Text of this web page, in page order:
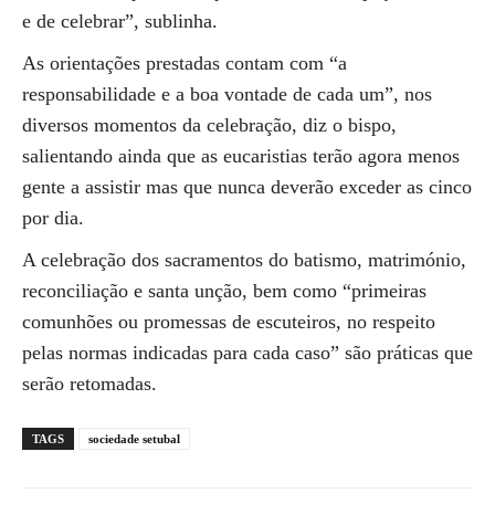
e de celebrar”, sublinha.
As orientações prestadas contam com “a
responsabilidade e a boa vontade de cada um”, nos
diversos momentos da celebração, diz o bispo,
salientando ainda que as eucaristias terão agora menos
gente a assistir mas que nunca deverão exceder as cinco
por dia.
A celebração dos sacramentos do batismo, matrimónio,
reconciliação e santa unção, bem como “primeiras
comunhões ou promessas de escuteiros, no respeito
pelas normas indicadas para cada caso” são práticas que
serão retomadas.
TAGS sociedade setubal